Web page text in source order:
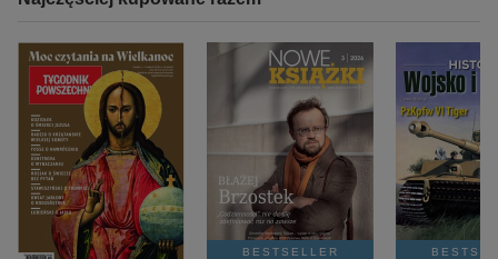
BESTSELLER